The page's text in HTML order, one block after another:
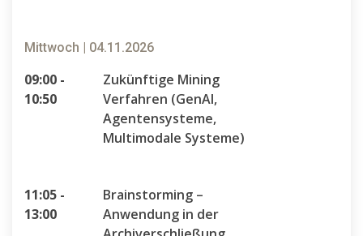
Mittwoch | 04.11.2026
09:00 -
10:50
Zukünftige Mining
Verfahren (GenAI,
Agentensysteme,
Multimodale Systeme)
11:05 -
13:00
Brainstorming –
Anwendung in der